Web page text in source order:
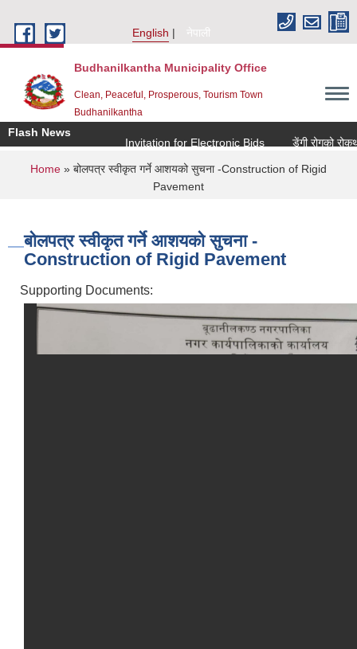
English
नेपाली
Budhanilkantha Municipality Office
Clean, Peaceful, Prosperous, Tourism Town
Budhanilkantha
Flash News
Invitation for Electronic Bids
डेंगी रोगको
You are here
Home » बोलपत्र स्वीकृत गर्ने आशयको सुचना -Construction of Rigid
Pavement
बोलपत्र स्वीकृत गर्ने आशयको सुचना -
Construction of Rigid Pavement
Supporting Documents: